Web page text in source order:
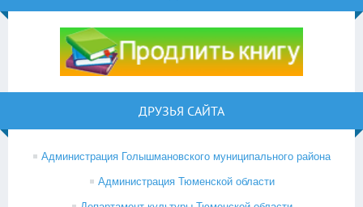
ДРУЗЬЯ САЙТА
Администрация Голышмановского муниципального района
Администрация Тюменской области